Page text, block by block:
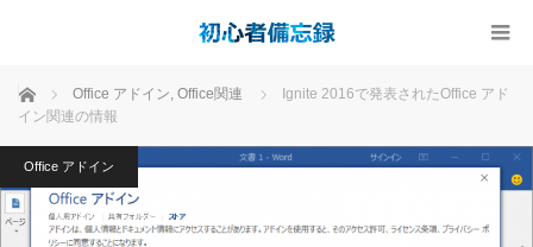
ホーム Office アドイン, Office関連
Ignite 2016で発表されたOffice アド
イン関連の情報
Office アドイン